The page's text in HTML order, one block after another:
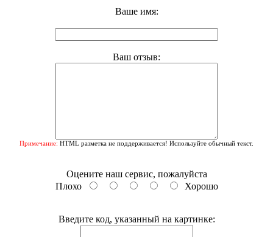
Ваше имя:
Ваш отзыв:
Примечание: HTML разметка не поддерживается! Используйте обычный текст.
Оцените наш сервис, пожалуйста
Плохо
Хорошо
Введите код, указанный на картинке: